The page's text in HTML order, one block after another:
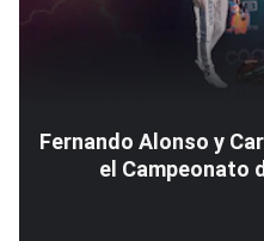
Fernando Alonso y
el Campeonato